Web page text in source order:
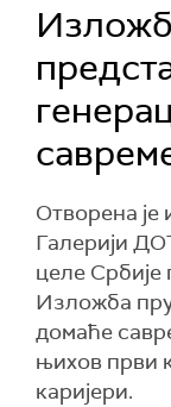
Отворена
Галерији
целе Србије
Изложба
домаће
њихов први
каријери.